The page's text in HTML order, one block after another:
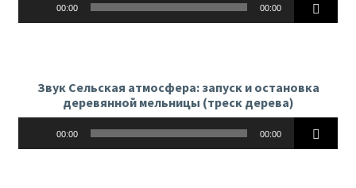
00:00 00:00
Звук Сельская атмосфера: запуск и остановка
деревянной мельницы (треск дерева)
00:00 00:00